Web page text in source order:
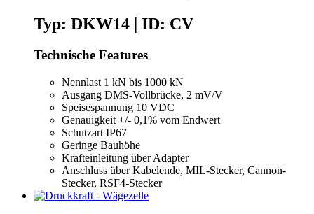
Typ: DKW14 | ID: CV
Technische Features
Nennlast 1 kN bis 1000 kN
Ausgang DMS-Vollbrücke, 2 mV/V
Speisespannung 10 VDC
Genauigkeit +/- 0,1% vom Endwert
Schutzart IP67
Geringe Bauhöhe
Krafteinleitung über Adapter
Anschluss über Kabelende, MIL-Stecker, Cannon-
Stecker, RSF4-Stecker